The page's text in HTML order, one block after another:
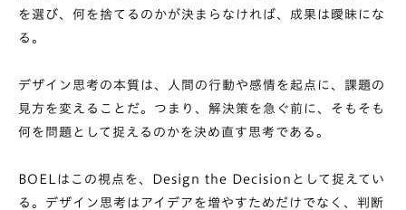
を選び、何を捨てるのかが決まらなければ、成果は曖昧にな
る。
デザイン思考の本質は、人間の行動や感情を起点に、課題の
見方を変えることだ。つまり、解決策を急ぐ前に、そもそも
何を問題として捉えるのかを決め直す思考である。
BOELはこの視点を、Design the Decisionとして捉えてい
る。デザイン思考はアイデアを増やすためだけでなく、判断